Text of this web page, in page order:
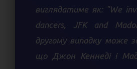
виглядатиме як: "We
dancers, JFK and
другому випадку може
що Джон Кеннеді і